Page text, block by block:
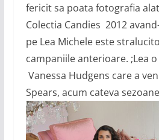
fericit sa poata fotografia
Colectia Candies 2012
pe Lea Michele este
campaniile anterioare. ;Lea
Vanessa Hudgens care a
Spears, acum cateva